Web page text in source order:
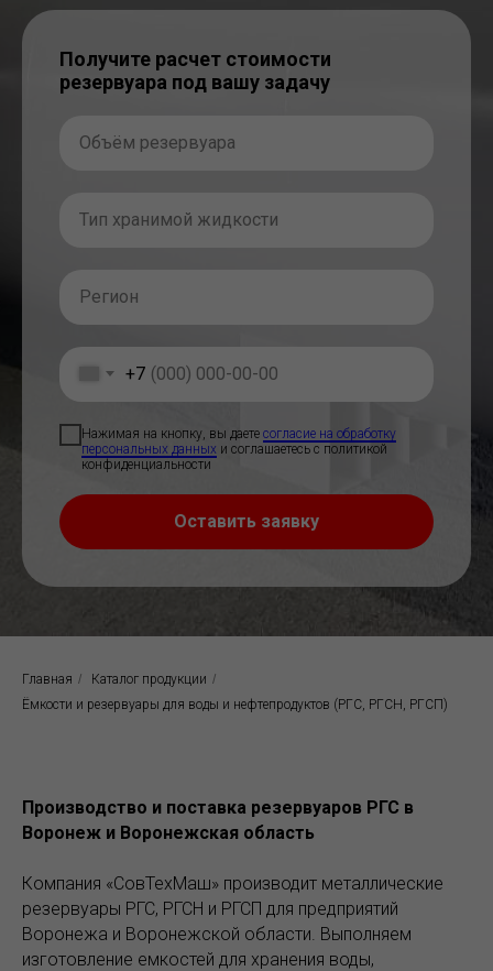
Получите расчет стоимости
резервуара под вашу задачу
+7
Нажимая на кнопку, вы даете согласие на обработку
персональных данных и соглашаетесь c политикой
конфиденциальности
Оставить заявку
Главная / Каталог продукции /
Ёмкости и резервуары для воды и нефтепродуктов (РГС, РГСН, РГСП)
Производство и поставка резервуаров РГС в
Воронеж и Воронежская область
Компания «СовТехМаш» производит металлические
резервуары РГС, РГСН и РГСП для предприятий
Воронежа и Воронежской области. Выполняем
изготовление емкостей для хранения воды,